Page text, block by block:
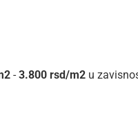
- 3.800 rsd u